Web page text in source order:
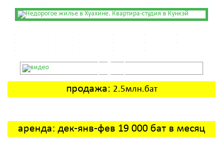
продажа: 2.5млн.бат
аренда: дек-янв-фев 19 000 бат в месяц